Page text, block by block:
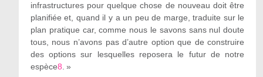
infrastructures pour quelque chose de nouveau doit être
planifiée et, quand il y a un peu de marge, traduite sur le
plan pratique car, comme nous le savons sans nul doute
tous, nous n’avons pas d’autre option que de construire
des options sur lesquelles reposera le futur de notre
espèce8. »